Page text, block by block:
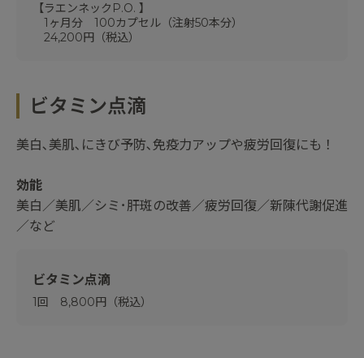
【ラエンネックP.O. 】
1ヶ月分 100カプセル（注射50本分）
24,200円（税込）
ビタミン点滴
美白､美肌､にきび予防､免疫力アップや疲労回復にも！
効能
美白／美肌／シミ･肝斑の改善／疲労回復／新陳代謝促進
／など
ビタミン点滴
1回 8,800円（税込）